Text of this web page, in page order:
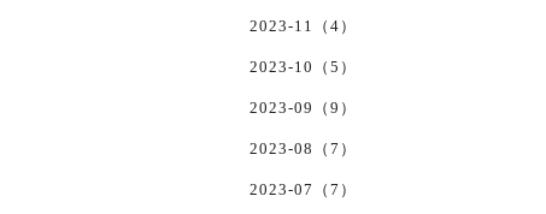
2023-11（4）
2023-10（5）
2023-09（9）
2023-08（7）
2023-07（7）